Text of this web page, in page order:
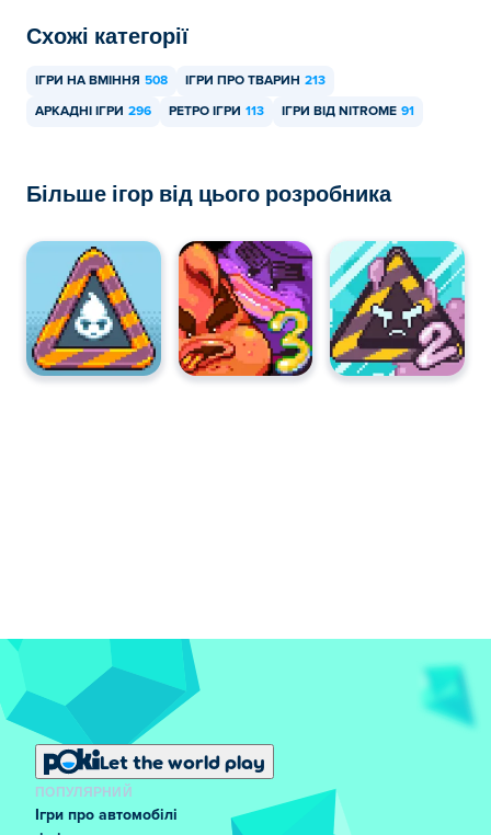
Схожі категорії
ІГРИ НА ВМІННЯ 508 ІГРИ ПРО ТВАРИН 213
АРКАДНІ ІГРИ 296 РЕТРО ІГРИ 113 ІГРИ ВІД NITROME 91
Більше ігор від цього розробника
Let the world play
ПОПУЛЯРНИЙ
Ігри про автомобілі